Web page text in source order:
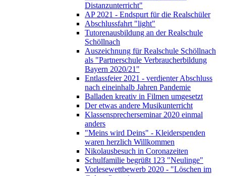
Distanzunterricht"
AP 2021 - Endspurt für die Realschüler
Abschlussfahrt "light"
Tutorenausbildung an der Realschule
Schöllnach
Auszeichnung für Realschule Schöllnach
als "Partnerschule Verbraucherbildung
Bayern 2020/21"
Entlassfeier 2021 - verdienter Abschluss
nach eineinhalb Jahren Pandemie
Balladen kreativ in Filmen umgesetzt
Der etwas andere Musikunterricht
Klassensprecherseminar 2020 einmal
anders
"Meins wird Deins" - Kleiderspenden
waren herzlich Willkommen
Nikolausbesuch in Coronazeiten
Schulfamilie begrüßt 123 "Neulinge"
Vorlesewettbewerb 2020 - "Löschen im